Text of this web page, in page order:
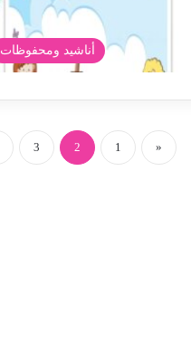
أناشيد ومحفوظات
«
1
2
3